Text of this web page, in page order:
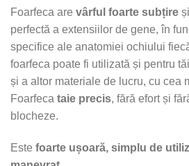
Foarfeca are vârful foarte subțire
perfectă a extensiilor de gene, în
specifice ale anatomiei ochiului
foarfeca poate fi utilizată și pentru
și a altor materiale de lucru, cu cea
Foarfeca taie precis, fără efort și
blocheze.
Este foarte ușoară, simplu de